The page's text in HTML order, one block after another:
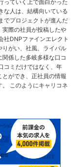
っていく上で面白かった
な人は、結構向いている
でプロジェクトが進んだ
際の社員が投稿したや
社DNPファインエレクト
りがい、社風、ライバル
係した多岐多様な口コ
コミだけではなく、年
ができ、正社員の情報
このようにキャリコネ